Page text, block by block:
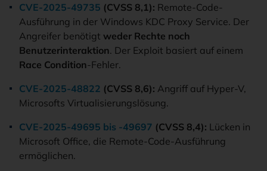
CVE-2025-49735 (CVSS 8,1): Remote-Code-
Ausführung in der Windows KDC Proxy Service. Der
Angreifer benötigt weder Rechte noch
Benutzerinteraktion. Der Exploit basiert auf einem
Race Condition-Fehler.
CVE-2025-48822 (CVSS 8,6): Angriff auf Hyper-V,
Microsofts Virtualisierungslösung.
CVE-2025-49695 bis -49697 (CVSS 8,4): Lücken in
Microsoft Office, die Remote-Code-Ausführung
ermöglichen.